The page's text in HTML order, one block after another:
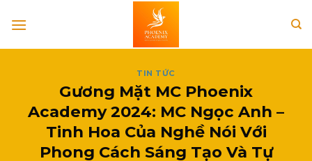
TIN TỨC
Gương Mặt MC Phoenix
Academy 2024: MC Ngọc Anh –
Tinh Hoa Của Nghề Nói Với
Phong Cách Sáng Tạo Và Tự